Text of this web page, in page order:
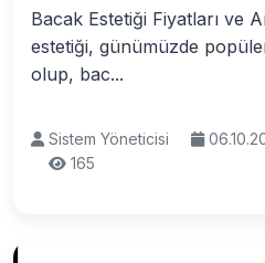
Bacak Estetiği Fiyatları ve
estetiği, günümüzde
olup, bac...
Sistem Yöneticisi
165